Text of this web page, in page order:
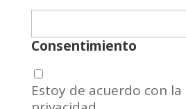
Consentimiento
Estoy de acuerdo con